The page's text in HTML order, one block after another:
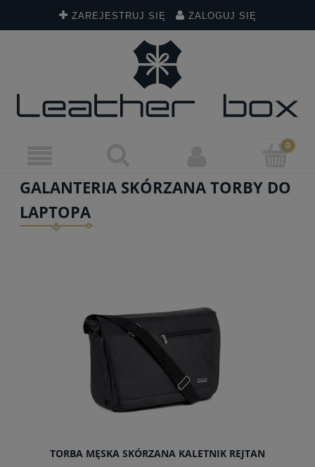
ZAREJESTRUJ SIĘ ZALOGUJ SIĘ
GALANTERIA SKÓRZANA TORBY DO
LAPTOPA
TORBA MĘSKA SKÓRZANA KALETNIK REJTAN